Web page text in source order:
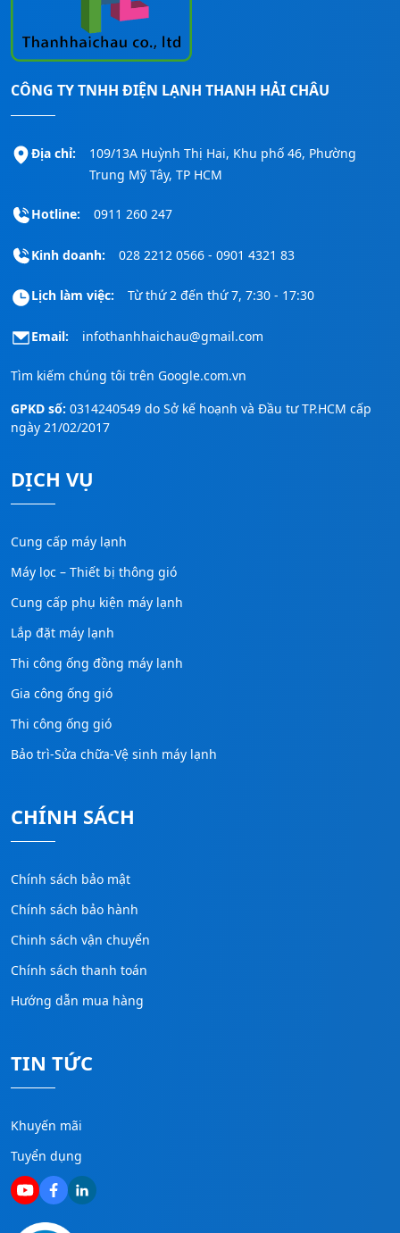
a
g
CÔNG TY TNHH ĐIỆN LẠNH THANH HẢI CHÂU
Địa chỉ:
109/13A Huỳnh Thị Hai, Khu phố 46, Phường
Trung Mỹ Tây, TP HCM
Hotline: 0911 260 247
Kinh doanh: 028 2212 0566 - 0901 4321 83
Lịch làm việc: Từ thứ 2 đến thứ 7, 7:30 - 17:30
Email: infothanhhaichau@gmail.com
Tìm kiếm chúng tôi trên Google.com.vn
GPKD số: 0314240549 do Sở kế hoạnh và Đầu tư TP.HCM cấp
ngày 21/02/2017
DỊCH VỤ
Cung cấp máy lạnh
Máy lọc – Thiết bị thông gió
Cung cấp phụ kiện máy lạnh
Lắp đặt máy lạnh
Thi công ống đồng máy lạnh
Gia công ống gió
Thi công ống gió
Bảo trì-Sửa chữa-Vệ sinh máy lạnh
CHÍNH SÁCH
Chính sách bảo mật
Chính sách bảo hành
Chinh sách vận chuyển
Chính sách thanh toán
Hướng dẫn mua hàng
TIN TỨC
Khuyến mãi
Tuyển dụng